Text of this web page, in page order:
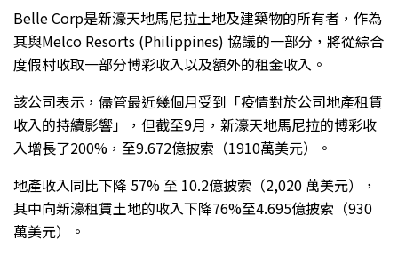
Belle Corp是新濠天地馬尼拉土地及建築物的所有者，作為
其與Melco Resorts (Philippines) 協議的一部分，將從綜合
度假村收取一部分博彩收入以及額外的租金收入。
該公司表示，儘管最近幾個月受到「疫情對於公司地產租賃
收入的持續影響」，但截至9月，新濠天地馬尼拉的博彩收
入增長了200%，至9.672億披索（1910萬美元）。
地產收入同比下降 57% 至 10.2億披索（2,020 萬美元），
其中向新濠租賃土地的收入下降76%至4.695億披索（930
萬美元）。